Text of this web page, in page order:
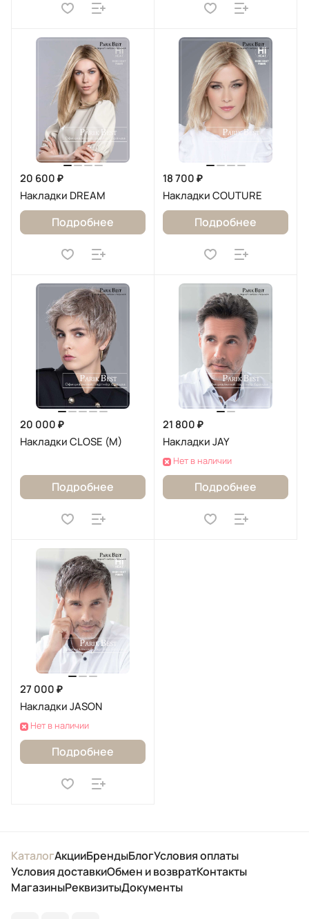
20 600 ₽
Накладки DREAM
Подробнее
18 700 ₽
Накладки COUTURE
Подробнее
20 000 ₽
Накладки CLOSE (M)
Подробнее
21 800 ₽
Накладки JAY
Нет в наличии
Подробнее
27 000 ₽
Накладки JASON
Нет в наличии
Подробнее
КаталогАкцииБрендыБлогУсловия оплаты
Условия доставкиОбмен и возвратКонтакты
МагазиныРеквизитыДокументы